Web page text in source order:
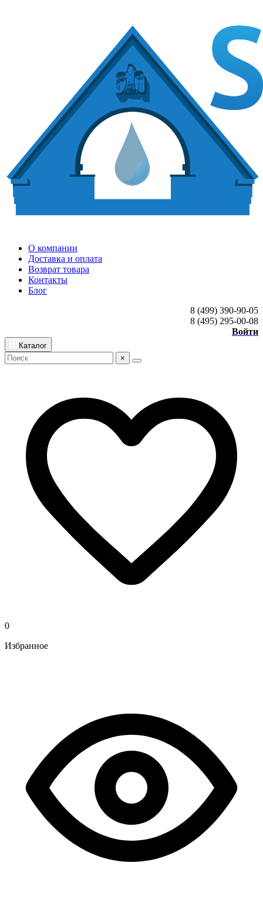
О компании
Доставка и оплата
Возврат товара
Контакты
Блог
8 (499) 390-90-05
8 (495) 295-00-08
Войти
Каталог
×
0
Избранное